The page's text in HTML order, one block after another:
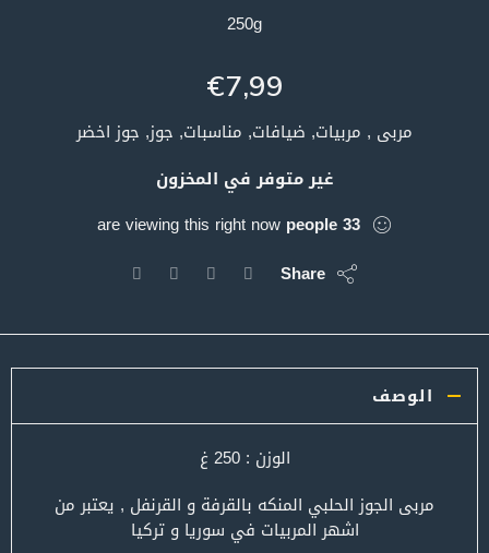
250g
€7,99
مربى , مربيات, ضيافات, مناسبات, جوز, جوز اخضر
غير متوفر في المخزون
33
people
are viewing this right now
Share
الوصف
الوزن : 250 غ
مربى الجوز الحلبي المنكه بالقرفة و القرنفل , يعتبر من
اشهر المربيات في سوريا و تركيا